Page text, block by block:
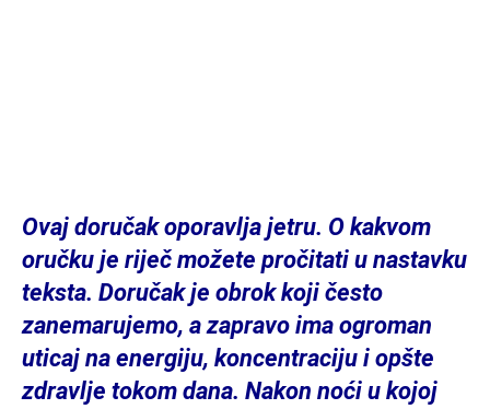
Ovaj doručak oporavlja jetru. O kakvom
oručku je riječ možete pročitati u nastavku
teksta. Doručak je obrok koji često
zanemarujemo, a zapravo ima ogroman
uticaj na energiju, koncentraciju i opšte
zdravlje tokom dana. Nakon noći u kojoj